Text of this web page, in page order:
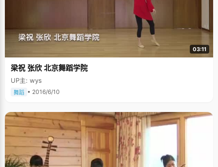
03:11
梁祝 张欣 北京舞蹈学院
UP主: wys
舞蹈 • 2016/6/10